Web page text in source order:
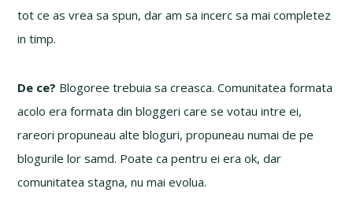
tot ce as vrea sa spun, dar am sa incerc sa mai completez
in timp.
De ce? Blogoree trebuia sa creasca. Comunitatea formata
acolo era formata din bloggeri care se votau intre ei,
rareori propuneau alte bloguri, propuneau numai de pe
blogurile lor samd. Poate ca pentru ei era ok, dar
comunitatea stagna, nu mai evolua.